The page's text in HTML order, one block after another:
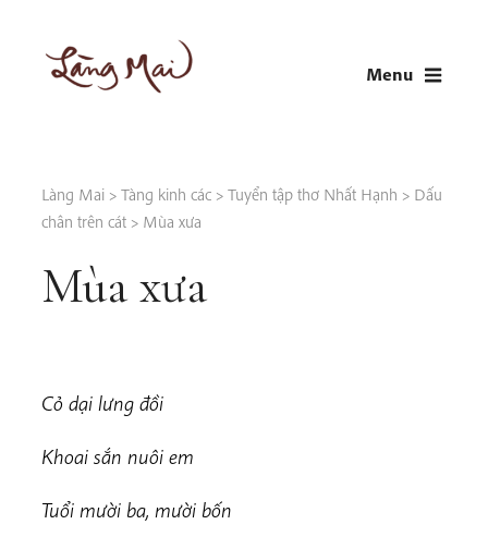
content
Menu
Làng Mai > Tàng kinh các > Tuyển tập thơ Nhất Hạnh > Dấu
chân trên cát > Mùa xưa
Mùa xưa
Cỏ dại lưng đồi
Khoai sắn nuôi em
Tuổi mười ba, mười bốn